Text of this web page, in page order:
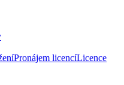
Pronájem licencíLicence